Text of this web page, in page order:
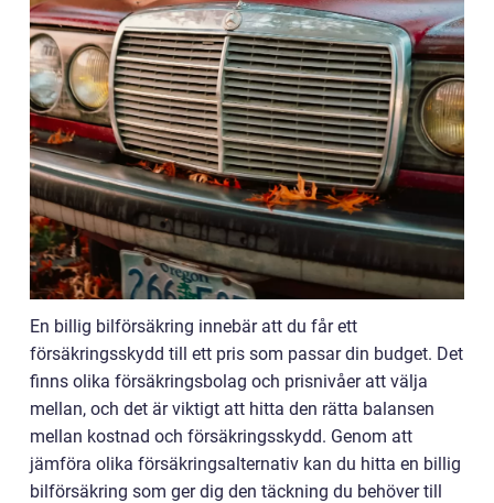
En billig bilförsäkring innebär att du får ett
försäkringsskydd till ett pris som passar din budget. Det
finns olika försäkringsbolag och prisnivåer att välja
mellan, och det är viktigt att hitta den rätta balansen
mellan kostnad och försäkringsskydd. Genom att
jämföra olika försäkringsalternativ kan du hitta en billig
bilförsäkring som ger dig den täckning du behöver till